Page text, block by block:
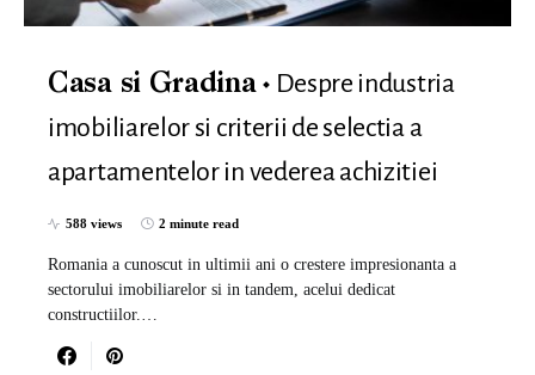
Casa si Gradina
Despre industria
imobiliarelor si criterii de selectia a
apartamentelor in vederea achizitiei
588 views 2 minute read
Romania a cunoscut in ultimii ani o crestere impresionanta a
sectorului imobiliarelor si in tandem, acelui dedicat
constructiilor.…